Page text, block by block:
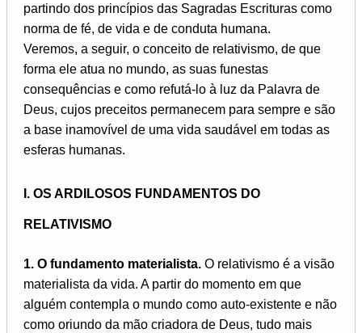
partindo dos princípios das Sagradas Escrituras como
norma de fé, de vida e de conduta humana.
Veremos, a seguir, o conceito de relativismo, de que
forma ele atua no mundo, as suas funestas
consequências e como refutá-lo à luz da Palavra de
Deus, cujos preceitos permanecem para sempre e são
a base inamovível de uma vida saudável em todas as
esferas humanas.
I. OS ARDILOSOS FUNDAMENTOS DO
RELATIVISMO
1. O fundamento materialista. O relativismo é a visão
materialista da vida. A partir do momento em que
alguém contempla o mundo como auto-existente e não
como oriundo da mão criadora de Deus, tudo mais